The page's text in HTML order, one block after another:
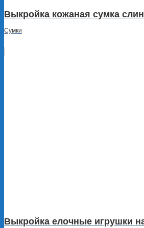
Выкройка кожаная сумка
Сумки
Выкройка елочные игрушки